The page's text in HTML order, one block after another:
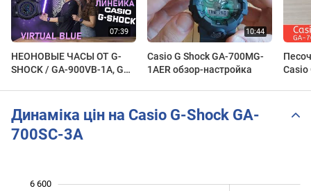
НЕОНОВЫЕ ЧАСЫ ОТ G-
SHOCK / GA-900VB-1A, GA-
Casio G Shock GA-700MG-
1AER обзор-настройка
Casio
Динаміка цін на Casio G-Shock GA-
700SC-3A
6 600